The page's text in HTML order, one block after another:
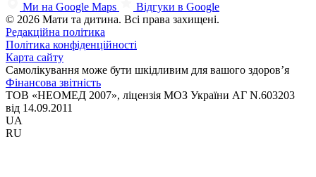
Ми на Google Maps
Відгуки в Google
© 2026 Мати та дитина. Всі права захищені.
Редакційна політика
Політика конфіденційності
Карта сайту
Самолікування може бути шкідливим для вашого здоров’я
Фінансова звітність
ТОВ «НЕОМЕД 2007», ліцензія МОЗ України АГ N.603203
від 14.09.2011
UA
RU